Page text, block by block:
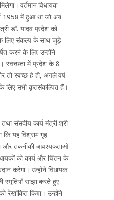
वर्तमान विधायक
1958 में हुआ था जो अब
डॉ. यादव प्रदेश को
लिए संकल्प के साथ जुड़े
करने के लिए उन्होंने
स्वच्छता में प्रदेश के 8
तो स्वच्छ है ही, अगले वर्ष
लिए सभी कृतसंकल्पित हैं।
संसदीय कार्य मंत्री श्री
कि यह विश्राम गृह
और तकनीकी आवश्यकताओं
को कार्य और चिंतन के
करेगा। उन्होंने विधायक
स्मृतियाँ साझा करते हुए
रेखांकित किया। उन्होंने